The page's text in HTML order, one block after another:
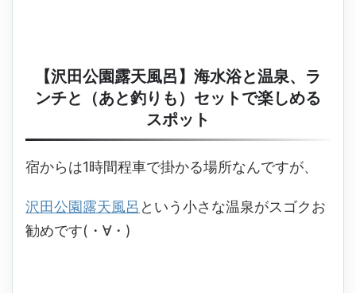
【沢田公園露天風呂】海水浴と温泉、ラ
ンチと（あと釣りも）セットで楽しめる
スポット
宿からは1時間程車で掛かる場所なんですが、
沢田公園露天風呂 という小さな温泉がスゴクお
勧めです(・∀・)